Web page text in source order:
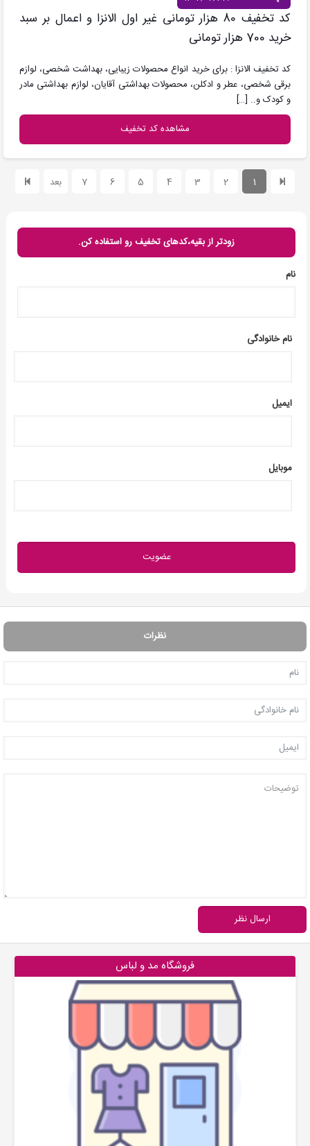
فروشگاه مد و لباس
کد تخفیف 80 هزار تومانی غیر اول الانزا و اعمال بر سبد
خرید 700 هزار تومانی
کد تخفیف الانزا : برای خرید انواع محصولات زیبایی، بهداشت شخصی، لوازم
برقی شخصی، عطر و ادکلن، محصولات بهداشتی آقایان، لوازم بهداشتی مادر
و کودک و.. […]
مشاهده کد تخفیف
1
2
3
4
5
6
7 بعد
زودتر از بقیه،کدهای تخفیف رو استفاده کن.
نام
نام خانوادگی
ایمیل
موبایل
نظرات
ارسال نظر